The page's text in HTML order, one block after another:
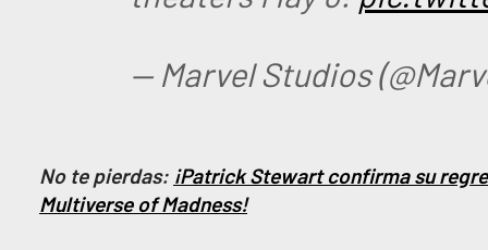
— Marvel Studios
No te pierdas: ¡Patrick Stewart confirma su
Multiverse of Madness!